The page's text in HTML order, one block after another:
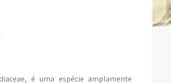
é uma espécie amplamente